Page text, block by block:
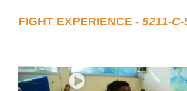
FIGHT EXPERIENCE - 5211-
Previous